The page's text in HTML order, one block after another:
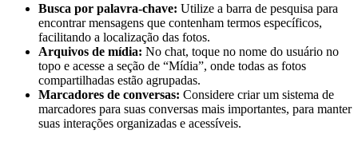
Busca por palavra-chave: ⁣Utilize a​ barra de pesquisa para
encontrar mensagens ⁣que ‌contenham termos ‍específicos,
facilitando⁤ a localização das fotos.
Arquivos ‌de mídia: No chat, toque no‍ nome ⁤do usuário no
‍topo e acesse a seção ‍de “Mídia”, onde todas as fotos
compartilhadas estão‍ agrupadas.
Marcadores⁤ de‍ conversas: Considere criar um sistema ⁢de
marcadores ​para suas conversas ⁢mais importantes, para⁢ manter
suas interações ‍organizadas‌ e acessíveis.